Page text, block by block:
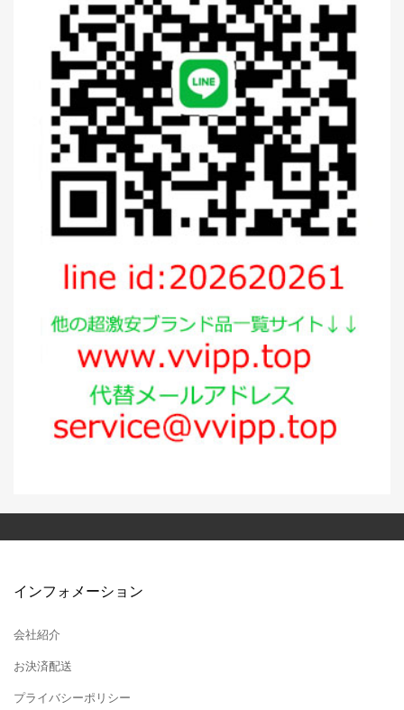
インフォメーション
会社紹介
お決済配送
プライバシーポリシー